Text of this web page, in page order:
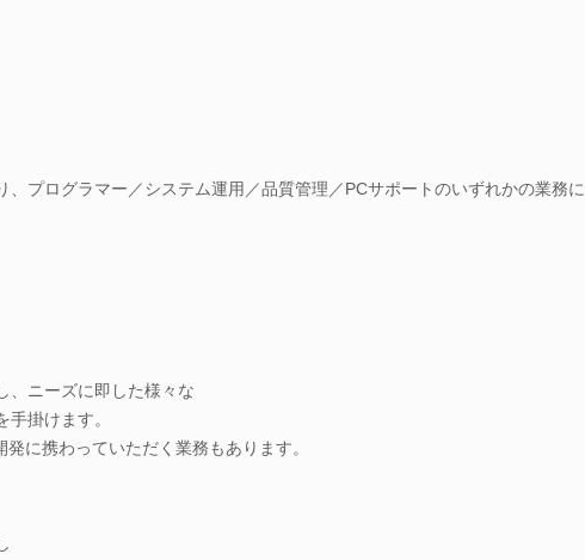
、プログラマー／システム運用／品質管理／PCサポートのいずれかの業務に
、ニーズに即した様々な
手掛けます。
発に携わっていただく業務もあります。